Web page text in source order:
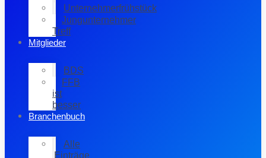
Unternehmerfrühstück
Jungunternehmer
Treff
Mitglieder
BDS
FFB
ist
besser
Branchenbuch
Alle
Einträge